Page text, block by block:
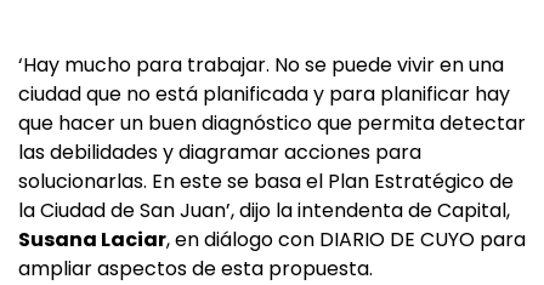
‘Hay mucho para trabajar. No se puede vivir en una
ciudad que no está planificada y para planificar hay
que hacer un buen diagnóstico que permita detectar
las debilidades y diagramar acciones para
solucionarlas. En este se basa el Plan Estratégico de
la Ciudad de San Juan’, dijo la intendenta de Capital,
Susana Laciar, en diálogo con DIARIO DE CUYO para
ampliar aspectos de esta propuesta.